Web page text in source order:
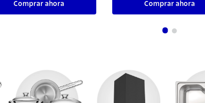
Comprar ahora Comprar ahora